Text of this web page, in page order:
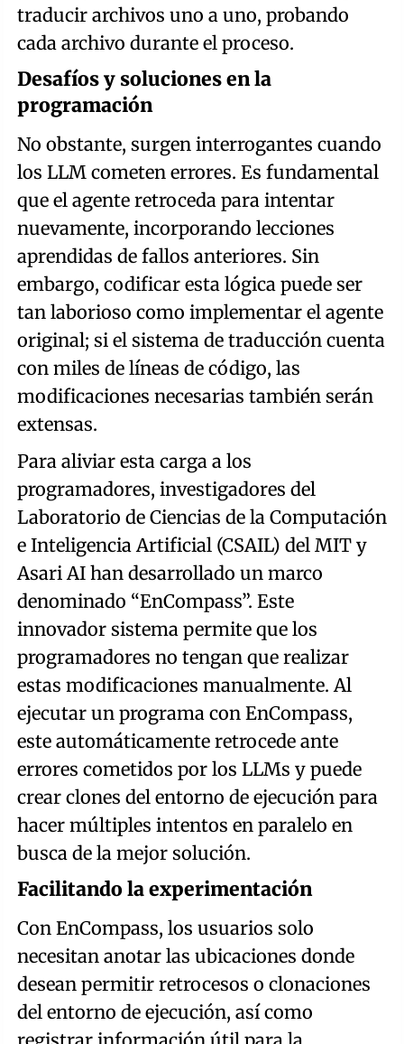
traducir archivos uno a uno, probando
cada archivo durante el proceso.
Desafíos y soluciones en la
programación
No obstante, surgen interrogantes cuando
los LLM cometen errores. Es fundamental
que el agente retroceda para intentar
nuevamente, incorporando lecciones
aprendidas de fallos anteriores. Sin
embargo, codificar esta lógica puede ser
tan laborioso como implementar el agente
original; si el sistema de traducción cuenta
con miles de líneas de código, las
modificaciones necesarias también serán
extensas.
Para aliviar esta carga a los
programadores, investigadores del
Laboratorio de Ciencias de la Computación
e Inteligencia Artificial (CSAIL) del MIT y
Asari AI han desarrollado un marco
denominado “EnCompass”. Este
innovador sistema permite que los
programadores no tengan que realizar
estas modificaciones manualmente. Al
ejecutar un programa con EnCompass,
este automáticamente retrocede ante
errores cometidos por los LLMs y puede
crear clones del entorno de ejecución para
hacer múltiples intentos en paralelo en
busca de la mejor solución.
Facilitando la experimentación
Con EnCompass, los usuarios solo
necesitan anotar las ubicaciones donde
desean permitir retrocesos o clonaciones
del entorno de ejecución, así como